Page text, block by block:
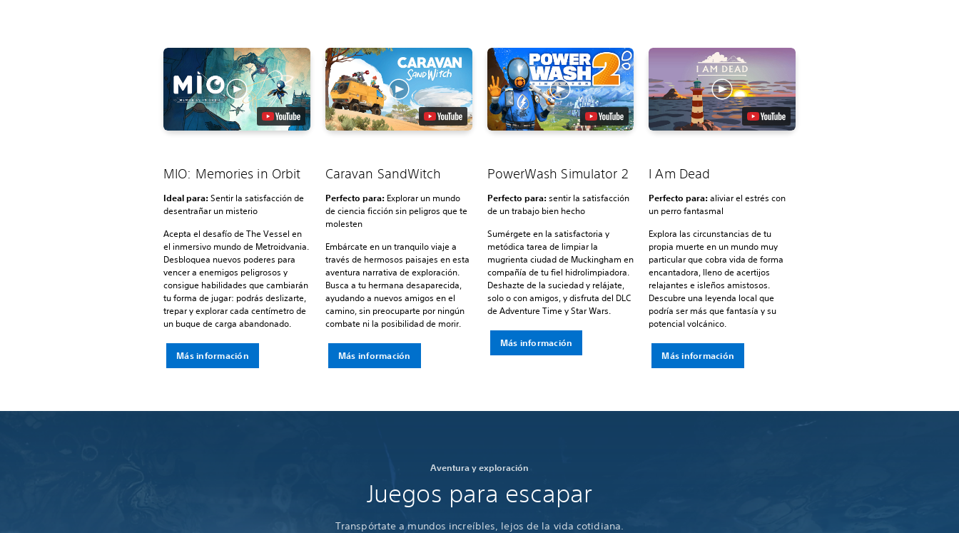
MIO: Memories in Orbit
Ideal para:Sentir la satisfacción de
desentrañar un misterio
Acepta el desafío de The Vessel en
el inmersivo mundo de Metroidvania.
Desbloquea nuevos poderes para
vencer a enemigos peligrosos y
consigue habilidades que cambiarán
tu forma de jugar: podrás deslizarte,
trepar y explorar cada centímetro de
un buque de carga abandonado.
Más información
Caravan SandWitch
Perfecto para:Explorar un mundo
de ciencia ficción sin peligros que te
molesten
Embárcate en un tranquilo viaje a
través de hermosos paisajes en esta
aventura narrativa de exploración.
Busca a tu hermana desaparecida,
ayudando a nuevos amigos en el
camino, sin preocuparte por ningún
combate ni la posibilidad de morir.
Más información
PowerWash Simulator 2
Perfecto para:sentir la satisfacción
de un trabajo bien hecho
Sumérgete en la satisfactoria y
metódica tarea de limpiar la
mugrienta ciudad de Muckingham en
compañía de tu fiel hidrolimpiadora.
Deshazte de la suciedad y relájate,
solo o con amigos, y disfruta del DLC
de Adventure Time y Star Wars.
Más información
I Am Dead
Perfecto para:aliviar el estrés con
un perro fantasmal
Explora las circunstancias de tu
propia muerte en un mundo muy
particular que cobra vida de forma
encantadora, lleno de acertijos
relajantes e isleños amistosos.
Descubre una leyenda local que
podría ser más que fantasía y su
potencial volcánico.
Más información
Aventura y exploración
Juegos para escapar
Transpórtate a mundos increíbles, lejos de la vida cotidiana.